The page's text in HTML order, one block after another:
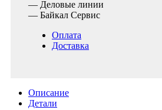
— Деловые линии
— Байкал Сервис
Оплата
Доставка
Описание
Детали